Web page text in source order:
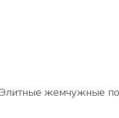
жемчужные